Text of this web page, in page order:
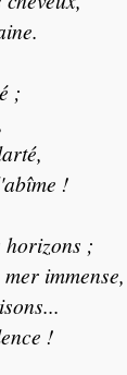
;
!
horizons ;
immense,
!